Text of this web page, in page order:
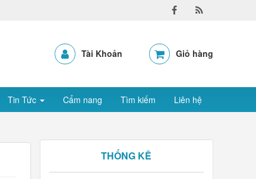
Tài Khoản Giỏ hàng
Tin Tức Cẩm nang Tìm kiếm Liên hệ
THỐNG KÊ